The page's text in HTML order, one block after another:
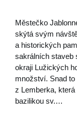
Městečko
skýtá svým
a historických
sakrálních staveb
okraji Lužických
množství. Snad
z Lemberka,
bazilikou sv.…